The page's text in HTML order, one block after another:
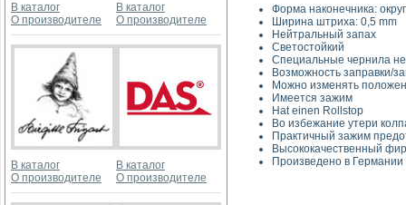
В каталог
О производителе
В каталог
О производителе
В каталог
О производителе
В каталог
О производителе
Форма наконечника:
Ширина штриха: 0,5 mm
Нейтральный запах
Светостойкий
Специальные чернила не
Возможность заправки/
Можно изменять
Имеется зажим
Hat einen Rollstop
Во избежание утери
Практичный зажим
Высококачественный
Произведено в Германии